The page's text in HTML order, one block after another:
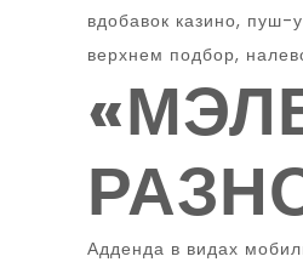
вдобавок казино,
верхнем подбор,
Адденда в видах